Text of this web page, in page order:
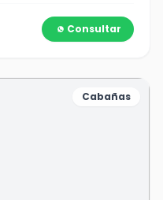
Consultar
Cabañas